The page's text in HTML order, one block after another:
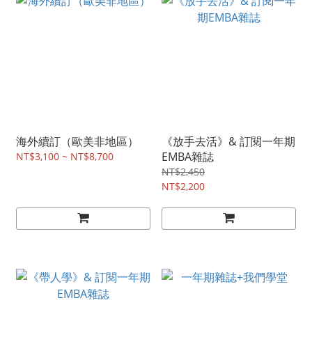
海外續訂（歐美非地區）
NT$3,100 ~ NT$8,700
《放手去活》& 訂閱一年期
EMBA雜誌
NT$2,450
NT$2,200